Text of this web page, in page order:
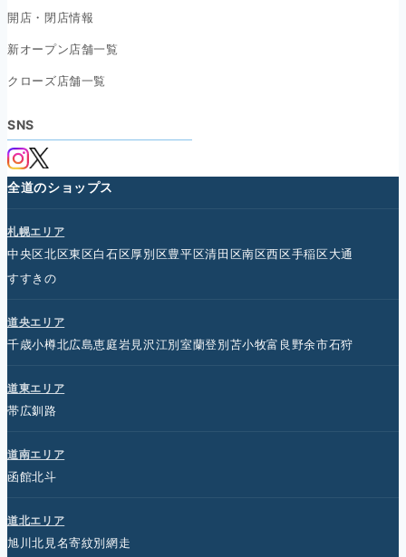
開店・閉店情報
新オープン店舗一覧
クローズ店舗一覧
SNS
全道のショップス
札幌エリア
中央区北区東区白石区厚別区豊平区清田区南区西区手稲区大通
すすきの
道央エリア
千歳小樽北広島恵庭岩見沢江別室蘭登別苫小牧富良野余市石狩
道東エリア
帯広釧路
道南エリア
函館北斗
道北エリア
旭川北見名寄紋別網走